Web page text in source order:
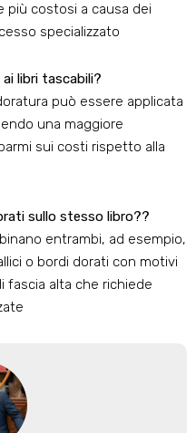
più costosi a causa dei
specializzato
libri tascabili?
può essere applicata
una maggiore
sui costi rispetto alla
sullo stesso libro??
entrambi, ad esempio,
o bordi dorati con motivi
fascia alta che richiede